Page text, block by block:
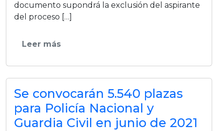
documento supondrá la exclusión del aspirante
del proceso […]
Leer más
Se convocarán 5.540 plazas
para Policía Nacional y
Guardia Civil en junio de 2021